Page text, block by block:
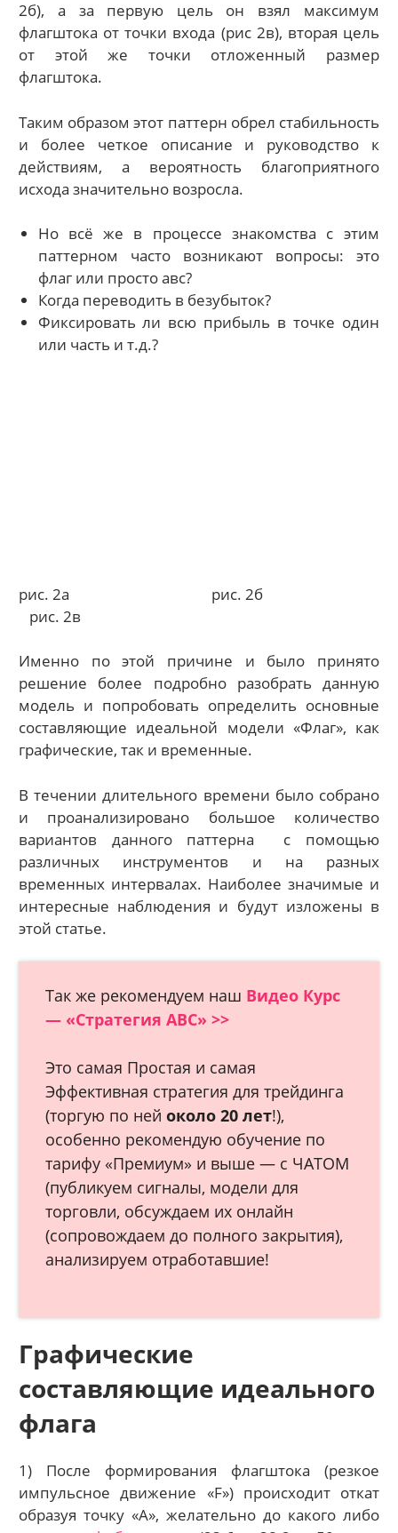
2б), а за первую цель он взял максимум
флагштока от точки входа (рис 2в), вторая цель
от этой же точки отложенный размер
флагштока.
Таким образом этот паттерн обрел стабильность
и более четкое описание и руководство к
действиям, а вероятность благоприятного
исхода значительно возросла.
Но всё же в процессе знакомства с этим
паттерном часто возникают вопросы: это
флаг или просто авс?
Когда переводить в безубыток?
Фиксировать ли всю прибыль в точке один
или часть и т.д.?
рис. 2а рис. 2б
рис. 2в
Именно по этой причине и было принято
решение более подробно разобрать данную
модель и попробовать определить основные
составляющие идеальной модели «Флаг», как
графические, так и временные.
В течении длительного времени было собрано
и проанализировано большое количество
вариантов данного паттерна с помощью
различных инструментов и на разных
временных интервалах. Наиболее значимые и
интересные наблюдения и будут изложены в
этой статье.
Так же рекомендуем наш Видео Курс
— «Стратегия АВС» >>
Это самая Простая и самая
Эффективная стратегия для трейдинга
(торгую по нейоколо 20 лет!),
особенно рекомендую обучение по
тарифу «Премиум» и выше — с ЧАТОМ
(публикуем сигналы, модели для
торговли, обсуждаем их онлайн
(сопровождаем до полного закрытия),
анализируем отработавшие!
Графические
составляющие идеального
флага
1) После формирования флагштока (резкое
импульсное движение «F») происходит откат
образуя точку «А», желательно до какого либо